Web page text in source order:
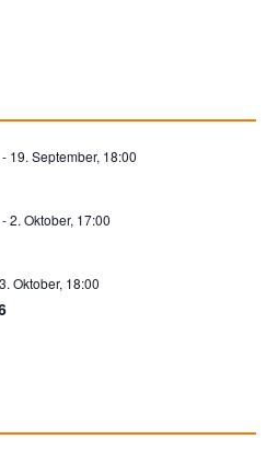
- 19. September, 18:00
-2. Oktober, 17:00
Oktober, 18:00